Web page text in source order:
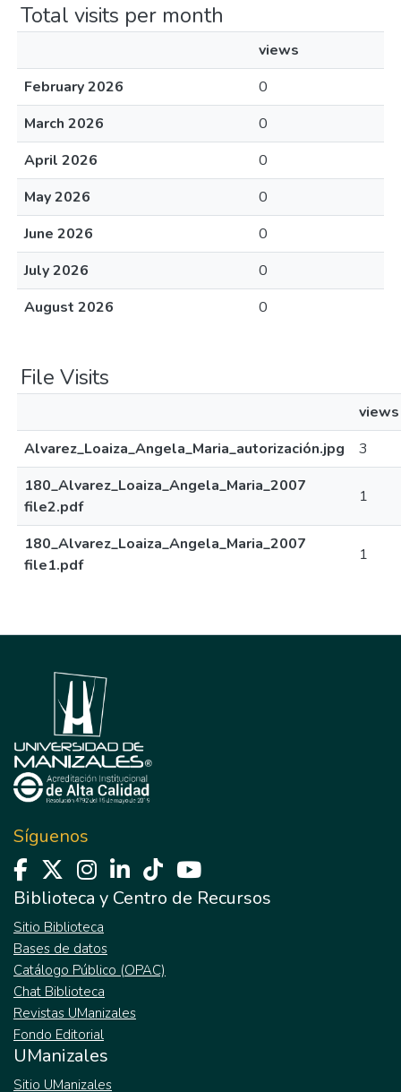
Total visits per month
views
February 2026
0
March 2026
0
April 2026
0
May 2026
0
June 2026
0
July 2026
0
August 2026
0
File Visits
views
Alvarez_Loaiza_Angela_Maria_autorización.jpg
3
180_Alvarez_Loaiza_Angela_Maria_2007
file2.pdf
1
180_Alvarez_Loaiza_Angela_Maria_2007
file1.pdf
1
Síguenos
Biblioteca y Centro de Recursos
Sitio Biblioteca
Bases de datos
Catálogo Público (OPAC)
Chat Biblioteca
Revistas UManizales
Fondo Editorial
UManizales
Sitio UManizales